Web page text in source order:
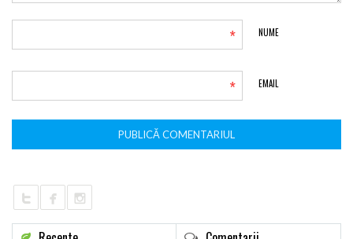
NUME
*
EMAIL
*